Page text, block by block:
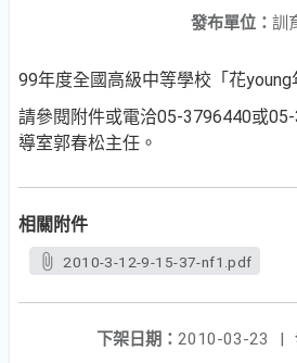
發布單位： 訓
99年度全國高級中等學校「花young
請參閱附件或電洽05-3796440或
導室郭春松主任。
相關附件
2010-3-12-9-15-37-nf1.pdf
下架日期： 2010-03-23
|